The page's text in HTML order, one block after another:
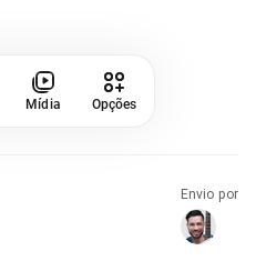
Mídia Opções
Envio por